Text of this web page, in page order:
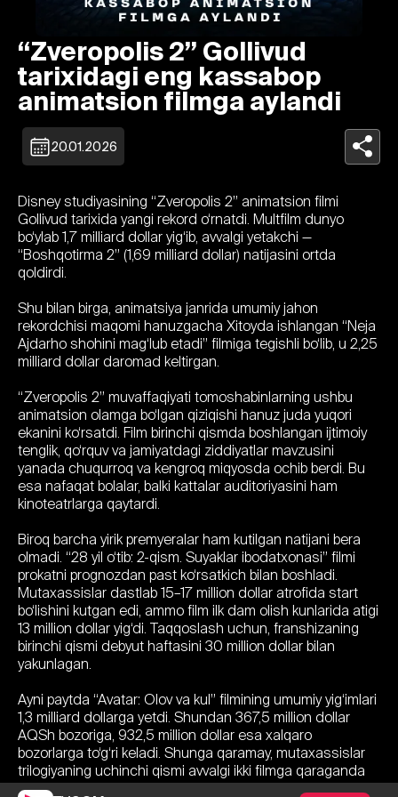
“Zveropolis 2” Gollivud
tarixidagi eng kassabop
animatsion filmga aylandi
20.01.2026
Disney studiyasining “Zveropolis 2” animatsion filmi
Gollivud tarixida yangi rekord o‘rnatdi. Multfilm dunyo
bo‘ylab 1,7 milliard dollar yig‘ib, avvalgi yetakchi —
“Boshqotirma 2” (1,69 milliard dollar) natijasini ortda
qoldirdi.
Shu bilan birga, animatsiya janrida umumiy jahon
rekordchisi maqomi hanuzgacha Xitoyda ishlangan “Neja
Ajdarho shohini mag‘lub etadi” filmiga tegishli bo‘lib, u 2,25
milliard dollar daromad keltirgan.
“Zveropolis 2” muvaffaqiyati tomoshabinlarning ushbu
animatsion olamga bo‘lgan qiziqishi hanuz juda yuqori
ekanini ko‘rsatdi. Film birinchi qismda boshlangan ijtimoiy
tenglik, qo‘rquv va jamiyatdagi ziddiyatlar mavzusini
yanada chuqurroq va kengroq miqyosda ochib berdi. Bu
esa nafaqat bolalar, balki kattalar auditoriyasini ham
kinoteatrlarga qaytardi.
Biroq barcha yirik premyeralar ham kutilgan natijani bera
olmadi. “28 yil o‘tib: 2-qism. Suyaklar ibodatxonasi” filmi
prokatni prognozdan past ko‘rsatkich bilan boshladi.
Mutaxassislar dastlab 15–17 million dollar atrofida start
bo‘lishini kutgan edi, ammo film ilk dam olish kunlarida atigi
13 million dollar yig‘di. Taqqoslash uchun, franshizaning
birinchi qismi debyut haftasini 30 million dollar bilan
yakunlagan.
Ayni paytda “Avatar: Olov va kul” filmining umumiy yig‘imlari
1,3 milliard dollarga yetdi. Shundan 367,5 million dollar
AQSh bozoriga, 932,5 million dollar esa xalqaro
bozorlarga to‘g‘ri keladi. Shunga qaramay, mutaxassislar
trilogiyaning uchinchi qismi avvalgi ikki filmga qaraganda
tomoshabinlar qiziqishini tezroq yo‘qotayotganini